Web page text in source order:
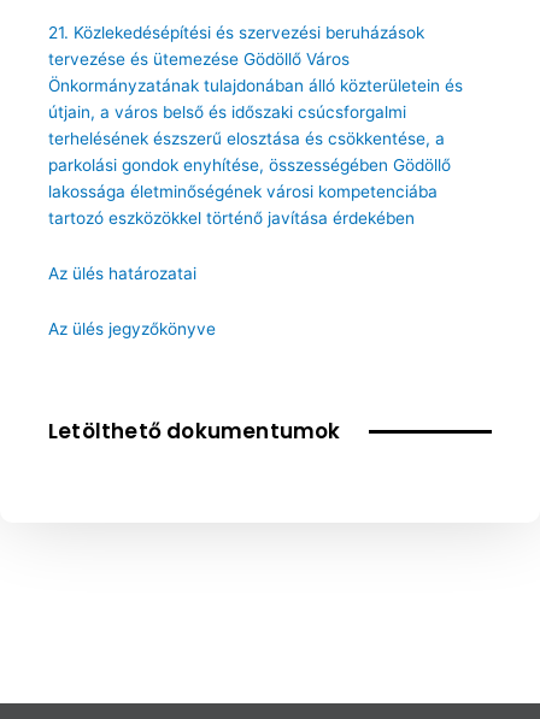
21. Közlekedésépítési és szervezési beruházások
tervezése és ütemezése Gödöllő Város
Önkormányzatának tulajdonában álló közterületein és
útjain, a város belső és időszaki csúcsforgalmi
terhelésének észszerű elosztása és csökkentése, a
parkolási gondok enyhítése, összességében Gödöllő
lakossága életminőségének városi kompetenciába
tartozó eszközökkel történő javítása érdekében
Az ülés határozatai
Az ülés jegyzőkönyve
Letölthető dokumentumok